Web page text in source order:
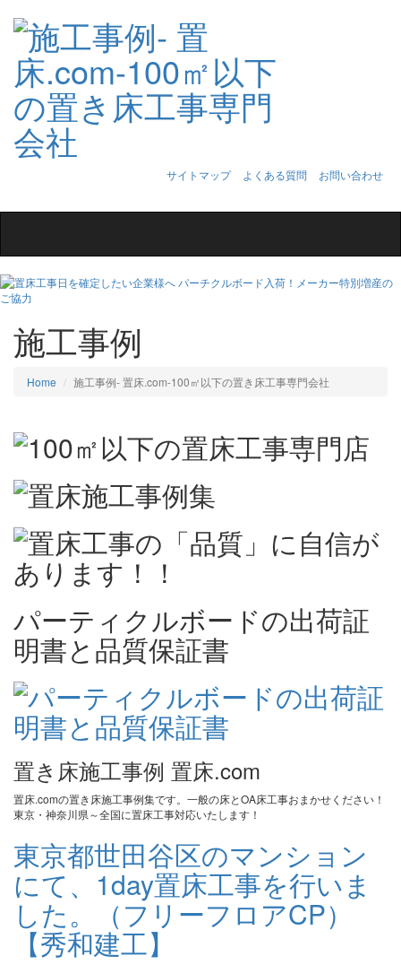
サイトマップ よくある質問
お問い合わせ
施工事例
Home 施工事例‐ 置床.com-100㎡以下の置き床工事専門会社
パーティクルボードの出荷証
明書と品質保証書
置き床施工事例 置床.com
置床.comの置き床施工事例集です。一般の床とOA床工事おまかせください！
東京・神奈川県～全国に置床工事対応いたします！
東京都世田谷区のマンション
にて、1day置床工事を行いま
した。（フリーフロアCP）
【秀和建工】